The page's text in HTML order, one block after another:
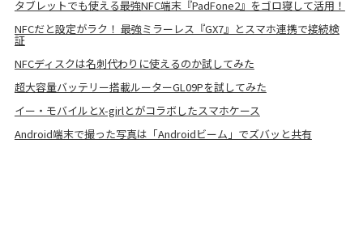
タブレットでも使える最強NFC端末『PadFone2』をゴロ寝して活用！
NFCだと設定がラク！ 最強ミラーレス『GX7』とスマホ連携で接続検
証
NFCディスクは名刺代わりに使えるのか試してみた
超大容量バッテリー搭載ルーターGL09Pを試してみた
イー・モバイルとX-girlとがコラボしたスマホケース
Android端末で撮った写真は「Androidビーム」でズバッと共有